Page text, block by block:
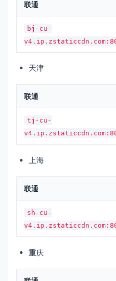
联通
bj-cu-
天津
联通
tj-cu-
上海
联通
sh-cu-
重庆